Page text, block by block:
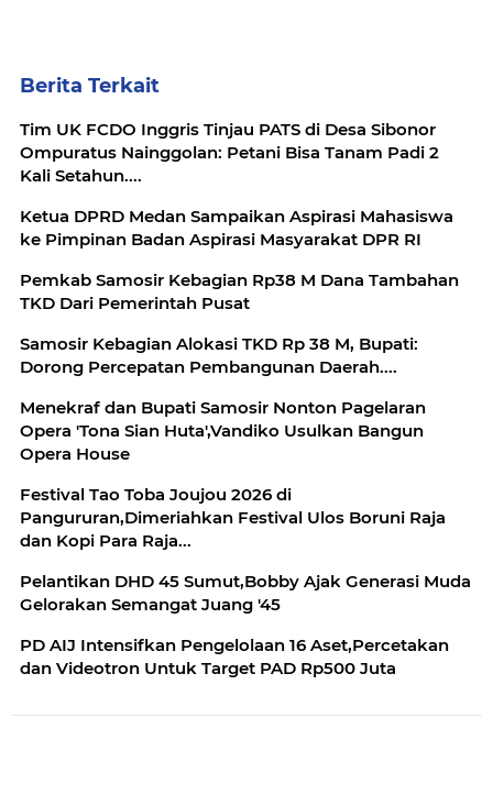
Berita Terkait
Tim UK FCDO Inggris Tinjau PATS di Desa Sibonor
Ompuratus Nainggolan: Petani Bisa Tanam Padi 2
Kali Setahun....
Ketua DPRD Medan Sampaikan Aspirasi Mahasiswa
ke Pimpinan Badan Aspirasi Masyarakat DPR RI
Pemkab Samosir Kebagian Rp38 M Dana Tambahan
TKD Dari Pemerintah Pusat
Samosir Kebagian Alokasi TKD Rp 38 M, Bupati:
Dorong Percepatan Pembangunan Daerah....
Menekraf dan Bupati Samosir Nonton Pagelaran
Opera 'Tona Sian Huta',Vandiko Usulkan Bangun
Opera House
Festival Tao Toba Joujou 2026 di
Pangururan,Dimeriahkan Festival Ulos Boruni Raja
dan Kopi Para Raja...
Pelantikan DHD 45 Sumut,Bobby Ajak Generasi Muda
Gelorakan Semangat Juang '45
PD AIJ Intensifkan Pengelolaan 16 Aset,Percetakan
dan Videotron Untuk Target PAD Rp500 Juta